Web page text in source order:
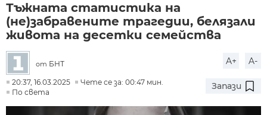
Тъжната статистика на
(не)забравените трагедии, белязали
живота на десетки семейства
от БНТ A+ A-
20:37, 16.03.2025
Чете се за: 00:47 мин.
По света
Запази